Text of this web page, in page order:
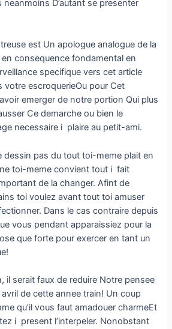
D’autant se presenter
est Un apologue analogue de la
consequence fondamental en
specifique vers cet article
votre escroquerieOu pour Cet
emerger de notre portion Qui plus
Ce demarche ou bien le
necessaire i plaire au petit-ami.
dessin pas du tout toi-meme plait en
toi-meme convient tout i fait
de la changer. Afint de
toi voulez avant tout toi amuser
Dans le cas contraire depuis
vous pendant apparaissiez pour la
que forte pour exercer en tant un
il serait faux de reduire Notre pensee
de cette annee train! Un coup
qu’il vous faut amadouer charmeEt
i present l’interpeler. Nonobstant